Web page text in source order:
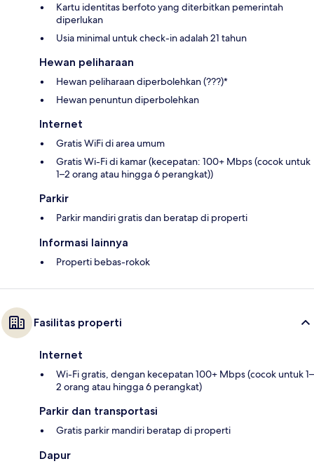
Kartu identitas berfoto yang diterbitkan pemerintah
diperlukan
Usia minimal untuk check-in adalah 21 tahun
Hewan peliharaan
Hewan peliharaan diperbolehkan (???)*
Hewan penuntun diperbolehkan
Internet
Gratis WiFi di area umum
Gratis Wi-Fi di kamar (kecepatan: 100+ Mbps (cocok untuk
1–2 orang atau hingga 6 perangkat))
Parkir
Parkir mandiri gratis dan beratap di properti
Informasi lainnya
Properti bebas-rokok
Fasilitas properti
Internet
Wi-Fi gratis, dengan kecepatan 100+ Mbps (cocok untuk 1–
2 orang atau hingga 6 perangkat)
Parkir dan transportasi
Gratis parkir mandiri beratap di properti
Dapur